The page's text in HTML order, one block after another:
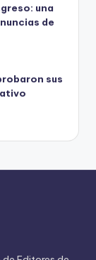
una
de
sus